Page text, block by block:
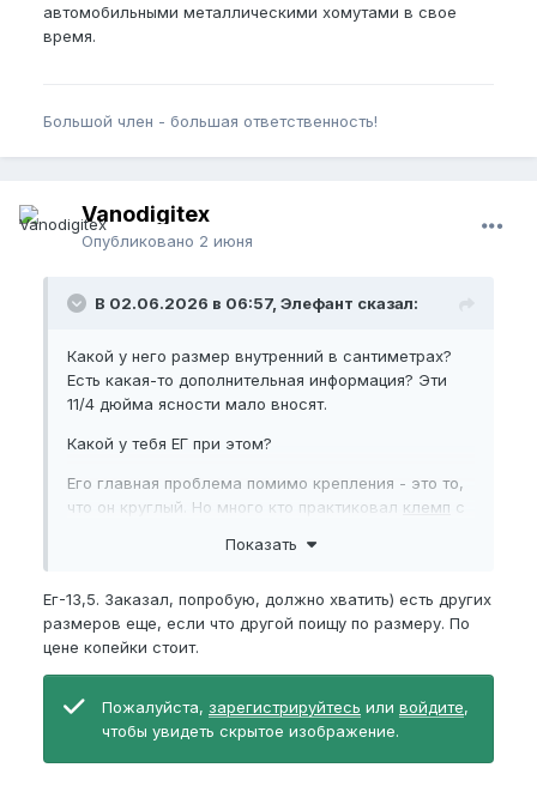
автомобильными металлическими хомутами в свое
время.
Большой член - большая ответственность!
Vanodigitex
Опубликовано 2 июня
В 02.06.2026 в 06:57, Элефант сказал:
Какой у него размер внутренний в сантиметрах?
Есть какая-то дополнительная информация? Эти
11/4 дюйма ясности мало вносят.
Какой у тебя ЕГ при этом?
Его главная проблема помимо крепления - это то,
что он круглый. Но много кто практиковал клемп с
Показать
Ег-13,5. Заказал, попробую, должно хватить) есть других
размеров еще, если что другой поищу по размеру. По
цене копейки стоит.
Пожалуйста, зарегистрируйтесь или войдите,
чтобы увидеть скрытое изображение.